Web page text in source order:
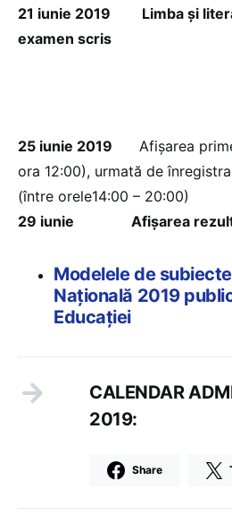
21 iunie 2019
Limba şi
examen scris
25 iunie 2019 Afişarea
ora 12:00), urmată de
(între orele14:00 – 20:00)
29 iunie Afișarea
Modelele de
Națională 2019
Educației
CALENDAR
2019:
Share